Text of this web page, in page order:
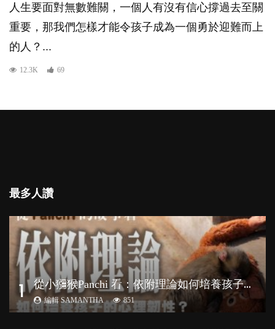
人生要面對無數難關，一個人有沒有信心撐過去至關
重要，那我們怎樣才能令孩子成為一個勇於迎難而上
的人？...
12.3K 69
最多人讚
1 從
小獼猴Panchi 看：依附理論如何培養孩子心理韌性？
編輯 SAMANTHA 851